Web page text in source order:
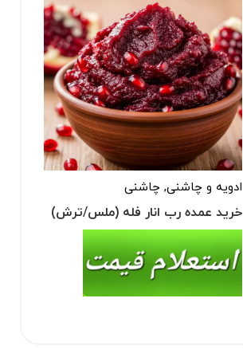
ادویه و چاشنی,چاشنی
خرید عمده رب انار فله (ملس/ترش)